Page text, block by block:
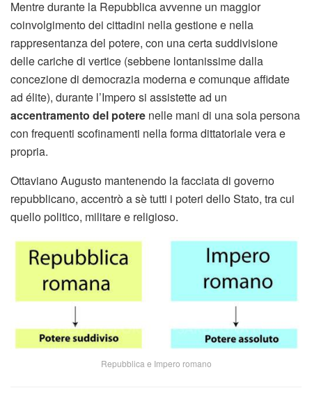
Mentre durante la Repubblica avvenne un maggior
coinvolgimento dei cittadini nella gestione e nella
rappresentanza del potere, con una certa suddivisione
delle cariche di vertice (sebbene lontanissime dalla
concezione di democrazia moderna e comunque affidate
ad élite), durante l’Impero si assistette ad un
accentramento del potere nelle mani di una sola persona
con frequenti scofinamenti nella forma dittatoriale vera e
propria.
Ottaviano Augusto mantenendo la facciata di governo
repubblicano, accentrò a sè tutti i poteri dello Stato, tra cui
quello politico, militare e religioso.
Repubblica e Impero romano